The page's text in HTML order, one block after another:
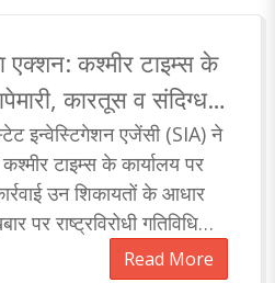
एक्शन: कश्मीर टाइम्स के
कारतूस व संदिग्ध
इन्वेस्टिगेशन एजेंसी (SIA) ने
टाइम्स के कार्यालय पर
उन शिकायतों के आधार
पर राष्ट्रविरोधी गतिविधियों
के खिलाफ असंतोष..Read More